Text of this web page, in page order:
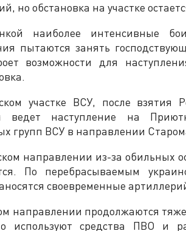
но обстановка на участке
наиболее интенсивные
пытаются занять
возможности для
участке ВСУ, после взятия
ведет наступление на
групп ВСУ в направлении
направлении из-за обильных
По перебрасываемым
своевременные
направлении продолжаются
используют средства ПВО и